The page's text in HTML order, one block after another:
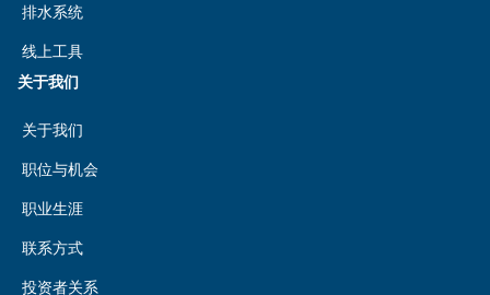
排水系统
线上工具
关于我们
关于我们
职位与机会
职业生涯
联系方式
投资者关系